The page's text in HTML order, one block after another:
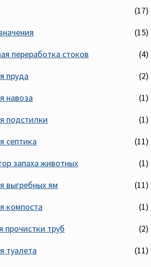
(17)
(15)
переработка стоков
(4)
пруда
(2)
навоза
(1)
подстилки
(1)
септика
(11)
запаха животных
(1)
выгребных ям
(11)
компоста
(1)
прочистки труб
(2)
туалета
(11)